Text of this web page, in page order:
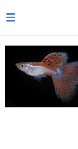
direct
de
hoofdinhoud